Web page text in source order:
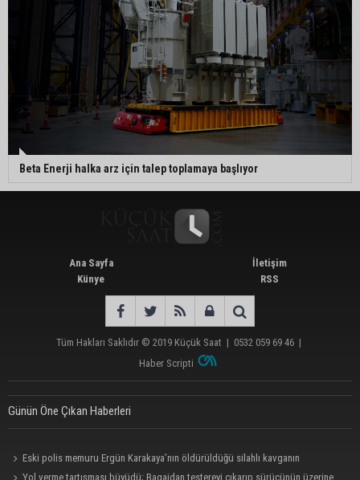
Beta Enerji halka arz için talep toplamaya başlıyor
Ana Sayfa
Künye
İletişim
RSS
Tüm Hakları Saklıdır © 2019 Küçük Saat | 0532 059 69 46 |
Haber Scripti
Günün Öne Çıkan Haberleri
Eski polis memuru Ergün Karakaya’nın öldürüldüğü silahlı kavganın
görüntüleri ortaya çıktı
Yol verme tartışması büyüdü; Bagajdan testereyi çıkarıp sürücünün üzerine